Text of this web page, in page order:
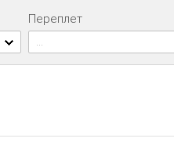
Переплет
...